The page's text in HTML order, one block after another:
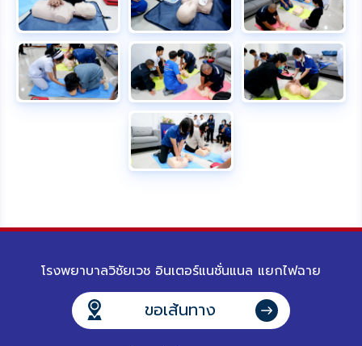
โรงพยาบาลวิชัยเวช อินเตอร์แนชั่นแนล แยกไฟฉาย
ขอเส้นทาง